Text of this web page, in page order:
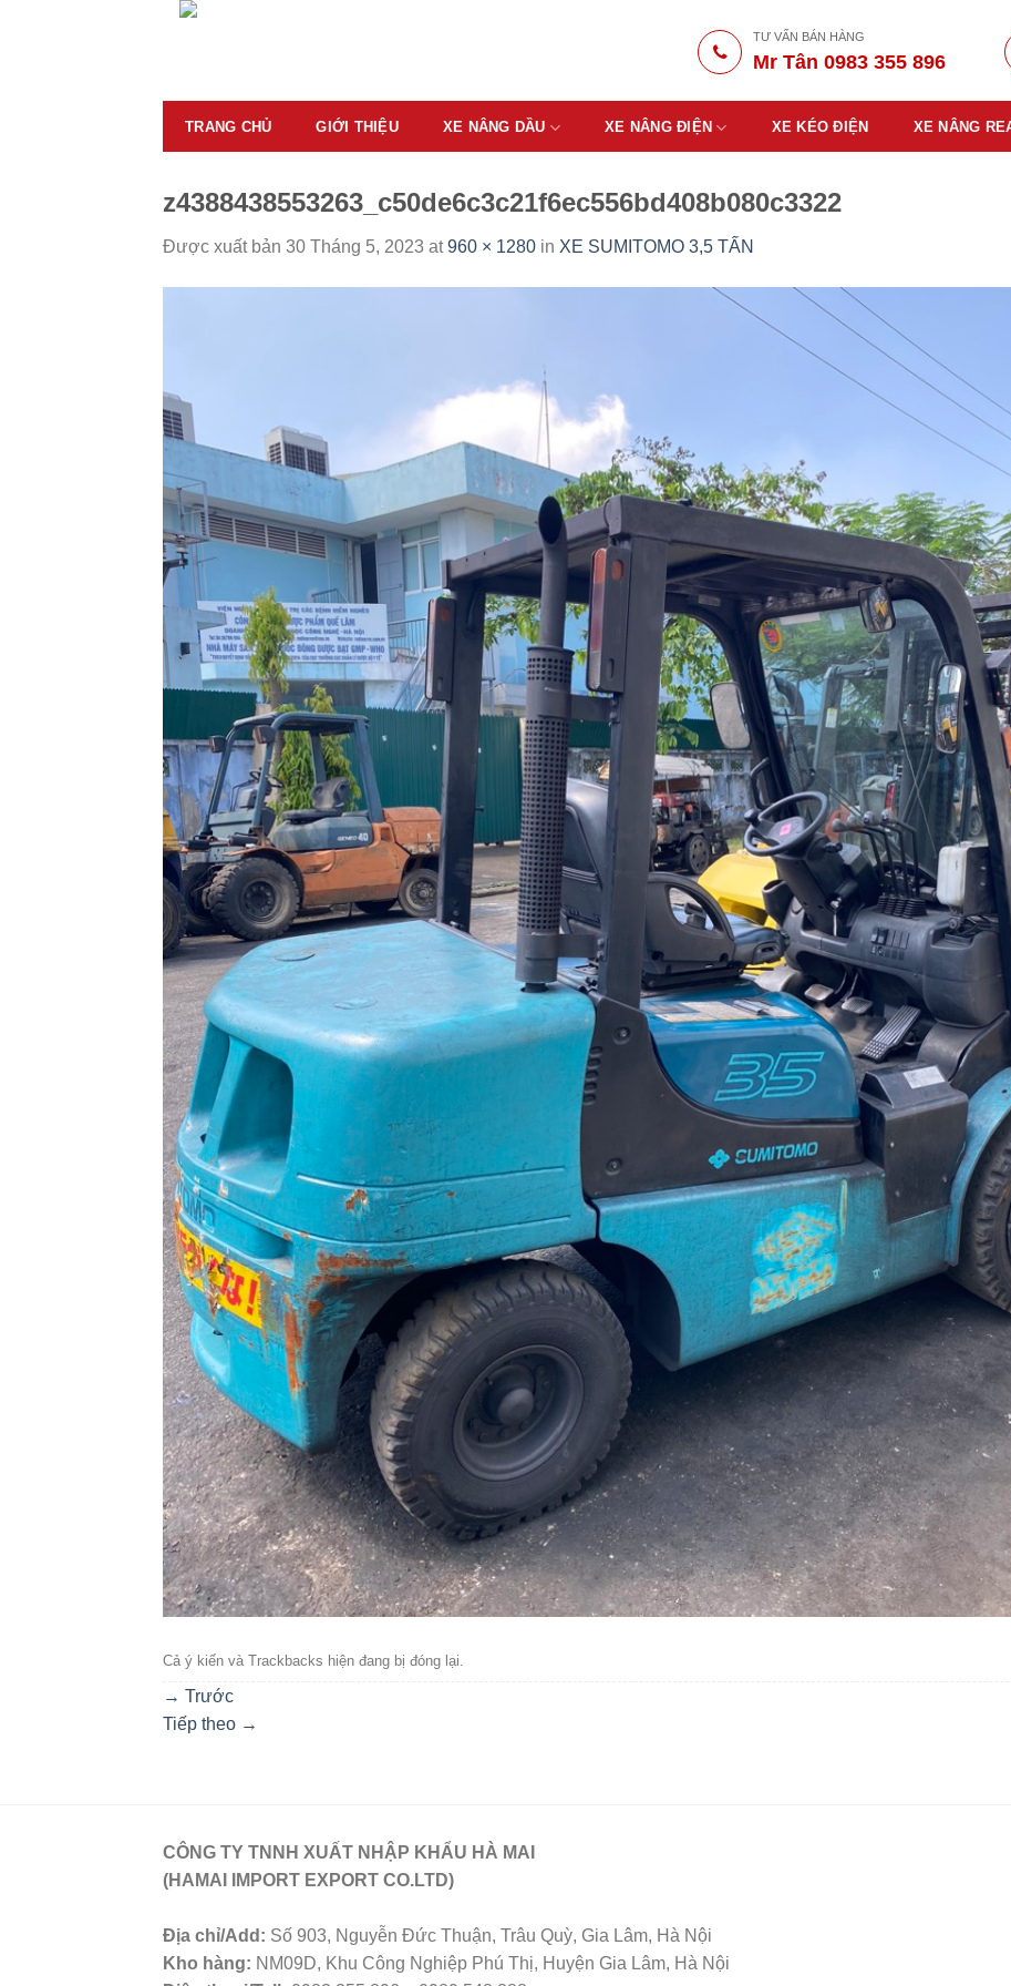
TƯ VẤN BÁN HÀNG
Mr Tân 0983 355 896
TRANG CHỦ GIỚI THIỆU XE NÂNG DẦU XE NÂNG ĐIỆN XE KÉO ĐIỆN XE NÂNG
z4388438553263_c50de6c3c21f6ec556bd408b080c3322
Được xuất bản 30 Tháng 5, 2023 at960 × 1280 in XE SUMITOMO 3,5 TẤN
Cả ý kiến ​​và Trackbacks hiện đang bị đóng lại.
→ Trước
Tiếp theo →
CÔNG TY TNNH XUẤT NHẬP KHẨU HÀ MAI
(HAMAI IMPORT EXPORT CO.LTD)
Địa chỉ/Add: Số 903, Nguyễn Đức Thuận, Trâu Quỳ, Gia Lâm, Hà Nội
Kho hàng: NM09D, Khu Công Nghiệp Phú Thị, Huyện Gia Lâm, Hà Nội